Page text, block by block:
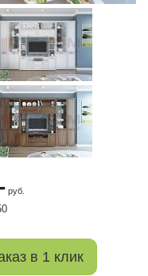
руб.
в 1 клик